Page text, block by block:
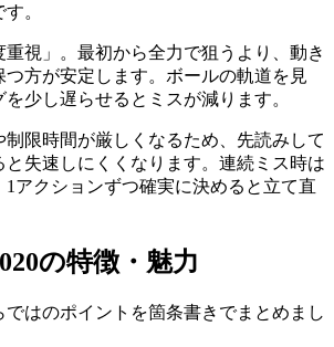
。
視」。最初から全力で狙うより、動き
方が安定します。ボールの軌道を見
少し遅らせるとミスが減ります。
限時間が厳しくなるため、先読みして
と失速しにくくなります。連続ミス時は
アクションずつ確実に決めると立て直
の特徴・魅力
ではのポイントを箇条書きでまとめまし